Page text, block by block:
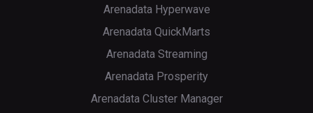
Arenadata Hyperwave
Arenadata QuickMarts
Arenadata Streaming
Arenadata Prosperity
Arenadata Cluster Manager